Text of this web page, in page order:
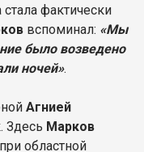
фактически
вспоминал: «Мы
было возведено
ночей».
Агнией
Здесь Марков
областной